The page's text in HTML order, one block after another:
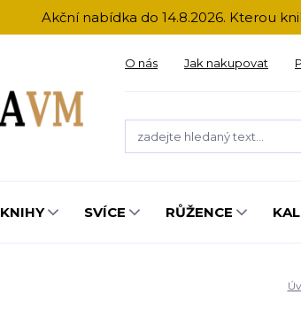
Akční nabídka do 14.8.2026. Kterou
O nás Jak nakupovat
KNIHY SVÍCE RŮŽENCE